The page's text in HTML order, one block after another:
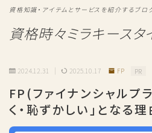
資格時々ミラキースタ
資格知識・アイテムとサービスを紹介するブロ
2024.12.31 2025.10.17 FP PR
FP(ファイナンシャルプ
く・恥ずかしい」となる理